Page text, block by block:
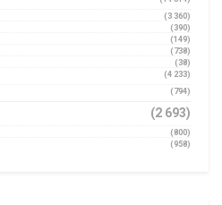
(3 360)
(390)
(149)
(738)
(38)
(4 233)
(794)
(2 693)
(800)
(958)